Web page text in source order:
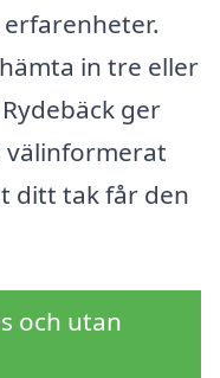
in tre eller
ger
ditt tak får den
och utan